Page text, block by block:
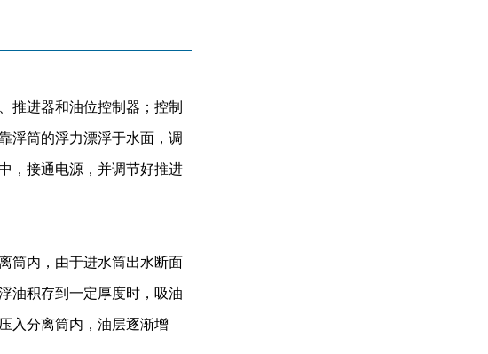
推进器和油位控制器；控制
浮筒的浮力漂浮于水面，调
，接通电源，并调节好推进
筒内，由于进水筒出水断面
油积存到一定厚度时，吸油
入分离筒内，油层逐渐增